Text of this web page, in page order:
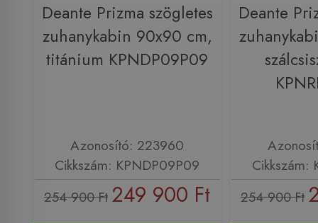
Deante Prizma szögletes
zuhanykabin 90x90 cm,
titánium KPNDP09P09
Azonosító: 223960
Cikkszám: KPNDP09P09
254 900 Ft 249 900 Ft
Deante
Cikkszám:
254 900 Ft